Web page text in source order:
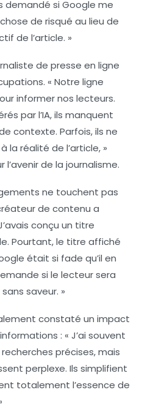
demandé si Google me
de risqué au lieu de
de l’article. »
de presse en ligne
« Notre ligne
informer nos lecteurs.
par l’IA, ils manquent
contexte. Parfois, ils ne
la réalité de l’article, »
de la journalisme.
ne touchent pas
de contenu a
conçu un titre
Pourtant, le titre affiché
était si fade qu’il en
si le lecteur sera
saveur. »
constaté un impact
: « J’ai souvent
précises, mais
perplexe. Ils simplifient
totalement l’essence de